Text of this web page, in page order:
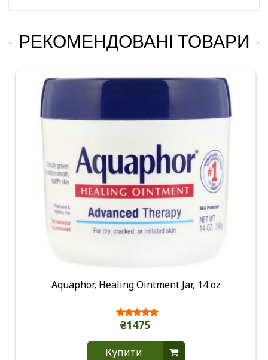
РЕКОМЕНДОВАНІ ТОВАРИ
Aquaphor, Healing Ointment Jar, 14 oz
₴1475
Купити